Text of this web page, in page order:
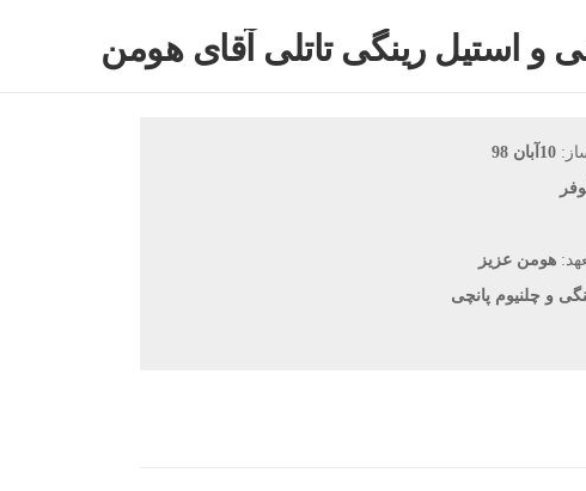
و استیل رینگی تاتلی آقای هومن
10آبان 98
هومن عزیز
و چلنیوم پانچی